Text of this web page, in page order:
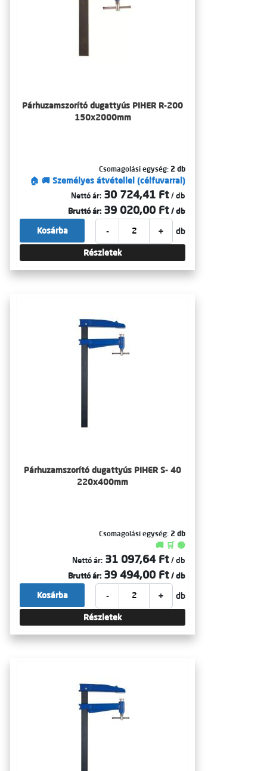
Párhuzamszorító dugattyús PIHER R-200
150x2000mm
Csomagolási egység: 2 db
🏠 🚚 Személyes átvétellel (célfuvarral)
Nettó ár: 30 724,41 Ft / db
Bruttó ár: 39 020,00 Ft / db
- + db
Kosárba
Részletek
Párhuzamszorító dugattyús PIHER S- 40
220x400mm
Csomagolási egység: 2 db
🚚 🛒 🟢
Nettó ár: 31 097,64 Ft / db
Bruttó ár: 39 494,00 Ft / db
- + db
Kosárba
Részletek